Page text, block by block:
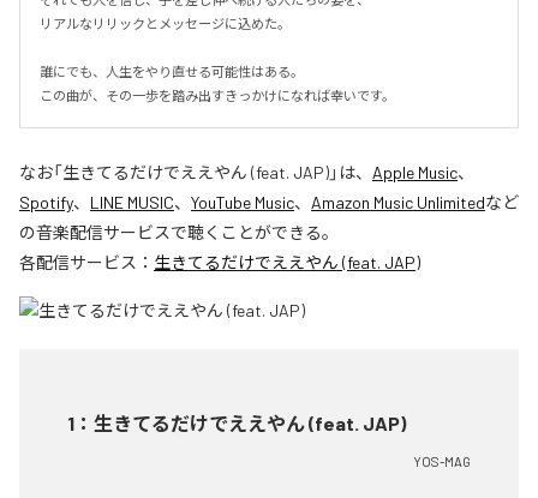
リアルなリリックとメッセージに込めた。
誰にでも、人生をやり直せる可能性はある。
この曲が、その一歩を踏み出すきっかけになれば幸いです。
なお「生きてるだけでええやん (feat. JAP)」は、 Apple Music、
Spotify、 LINE MUSIC、 YouTube Music、 Amazon Music Unlimitedなど
の音楽配信サービスで聴くことができる。
各配信サービス： 生きてるだけでええやん (feat. JAP)
1 ： 生きてるだけでええやん (feat. JAP)
YOS-MAG